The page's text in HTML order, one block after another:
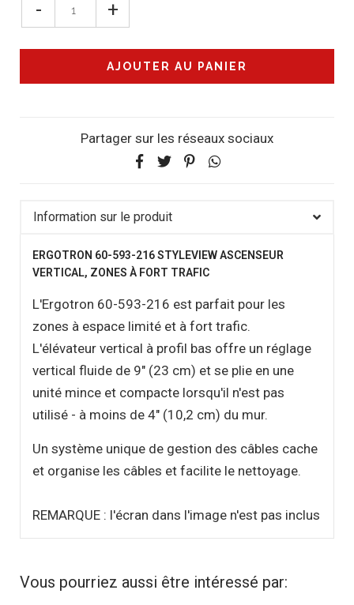
- +
Partager sur les réseaux sociaux
Information sur le produit
ERGOTRON 60-593-216 STYLEVIEW ASCENSEUR
VERTICAL, ZONES À FORT TRAFIC
L'Ergotron 60-593-216 est parfait pour les
zones à espace limité et à fort trafic.
L'élévateur vertical à profil bas offre un réglage
vertical fluide de 9" (23 cm) et se plie en une
unité mince et compacte lorsqu'il n'est pas
utilisé - à moins de 4" (10,2 cm) du mur.
Un système unique de gestion des câbles cache
et organise les câbles et facilite le nettoyage.
REMARQUE : l'écran dans l'image n'est pas inclus
Vous pourriez aussi être intéressé par: